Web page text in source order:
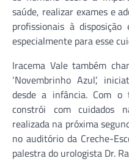
saúde, realizar exames e
profissionais à
especialmente para esse
Iracema Vale também
‘Novembrinho Azul’,
desde a infância. Com o
constrói com cuidados
realizada na próxima
no auditório da Creche-
palestra do urologista Dr.